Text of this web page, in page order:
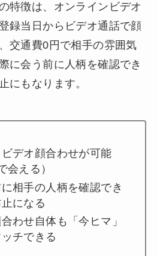
特徴は、オンラインビデオ
録当日からビデオ通話で顔
交通費0円で相手の雰囲気
に会う前に人柄を確認でき
にもなります。
デオ顔合わせが可能
会える）
相手の人柄を確認でき
になる
わせ自体も「今ヒマ」
チできる